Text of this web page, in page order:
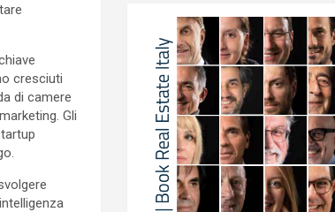
cresciuti
di camere
Gli